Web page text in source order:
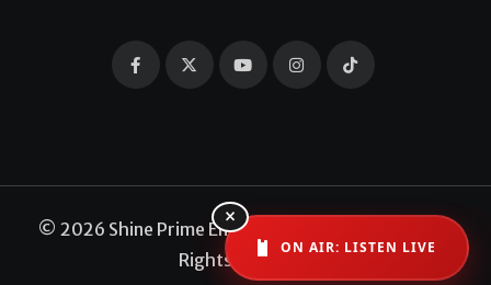
© 2026 Shine Prime Entertainment Production. All
Rights Reserved
×
ON AIR: LISTEN LIVE